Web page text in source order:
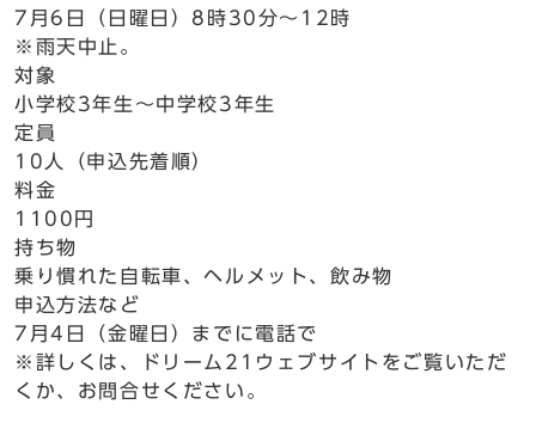
7月6日（日曜日）8時30分～12時
※雨天中止。
対象
小学校3年生～中学校3年生
定員
10人（申込先着順）
料金
1100円
持ち物
乗り慣れた自転車、ヘルメット、飲み物
申込方法など
7月4日（金曜日）までに電話で
※詳しくは、ドリーム21ウェブサイトをご覧いただ
くか、お問合せください。